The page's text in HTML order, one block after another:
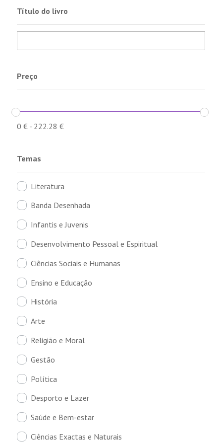
Título do livro
Preço
0 €- 222.28 €
Temas
Literatura
Banda Desenhada
Infantis e Juvenis
Desenvolvimento Pessoal e Espiritual
Ciências Sociais e Humanas
Ensino e Educação
História
Arte
Religião e Moral
Gestão
Política
Desporto e Lazer
Saúde e Bem-estar
Ciências Exactas e Naturais